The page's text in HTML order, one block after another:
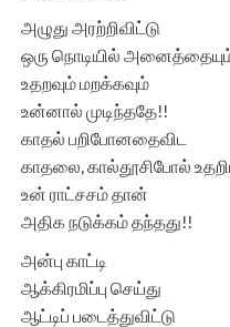
அழுது அரற்றிவிட்டு
ஒரு நொடியில்
உதறவும் மறக்கவும்
உன்னால் முடிந்ததே!!
காதல் பறிபோனதைவிட
காதலை, கால்தூசிபோல்
உன் ராட்சசம் தான்
அதிக நடுக்கம் தந்தது!!
அன்பு காட்டி
ஆக்கிரமிப்பு செய்து
ஆட்டிப் படைத்துவிட்டு